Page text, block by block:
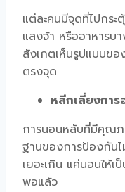
แต่ละคนมีจุดที่ไปกร
แสงจ้า หรืออาหารบ
สังเกตเห็นรูปแบบขอ
ตรงจุด
หลีกเลี่ยงกา
การนอนหลับที่มีคุณ
ฐานของการป้องกันไ
เยอะเกิน แค่นอนให้
พอแล้ว